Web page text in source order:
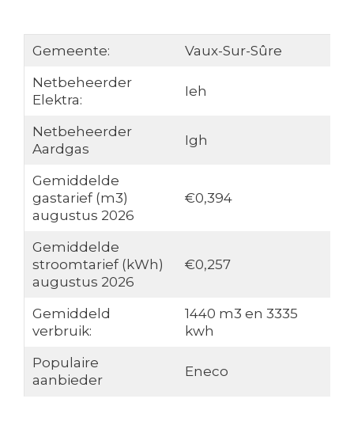
Gemeente:
Vaux-Sur-Sûre
Netbeheerder
Elektra:
Ieh
Netbeheerder
Aardgas
Igh
Gemiddelde
gastarief (m3)
augustus 2026
€0,394
Gemiddelde
stroomtarief (kWh)
augustus 2026
€0,257
Gemiddeld
verbruik:
1440 m3 en 3335
kwh
Populaire
aanbieder
Eneco